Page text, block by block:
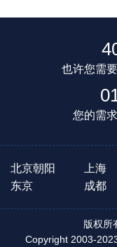
也许您需
您的需
北京朝阳 上海
东京
成都
版权所
Copyright 2003-